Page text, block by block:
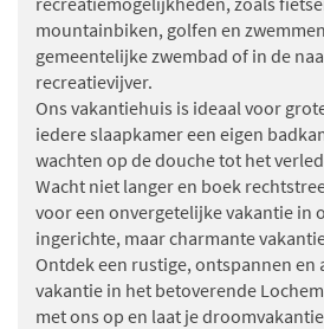
mountainbiken, golfen en
gemeentelijke zwembad of in de
recreatievijver.
Ons vakantiehuis is ideaal voor
iedere slaapkamer een eigen
wachten op de douche tot het
Wacht niet langer en boek
voor een onvergetelijke vakantie in
ingerichte, maar charmante
Ontdek een rustige, ontspannen
vakantie in het betoverende
met ons op en laat je